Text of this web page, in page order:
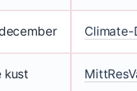
Climate-
kust